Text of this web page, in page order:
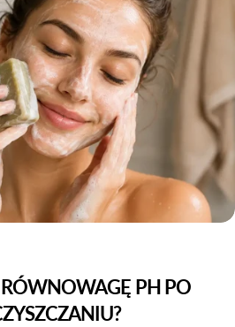
PH PO